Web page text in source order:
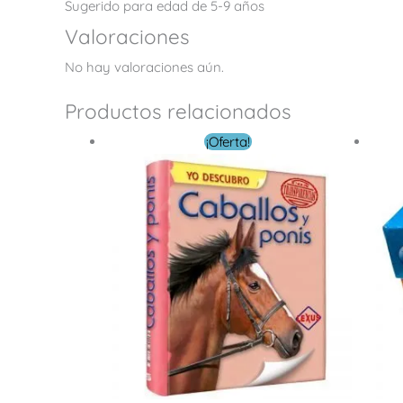
Sugerido para edad de 5-9 años
Valoraciones
No hay valoraciones aún.
Productos relacionados
¡Oferta!
El
precio
original
era:
$ 16.00.
El
precio
actual
es:
$ 4.00.